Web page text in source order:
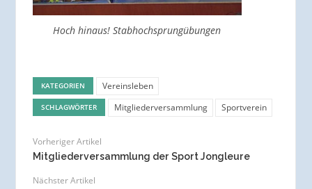
Hoch hinaus! Stabhochsprungübungen
KATEGORIEN Vereinsleben
SCHLAGWÖRTER Mitgliederversammlung Sportverein
Vorheriger Artikel
Mitgliederversammlung der Sport Jongleure
Nächster Artikel